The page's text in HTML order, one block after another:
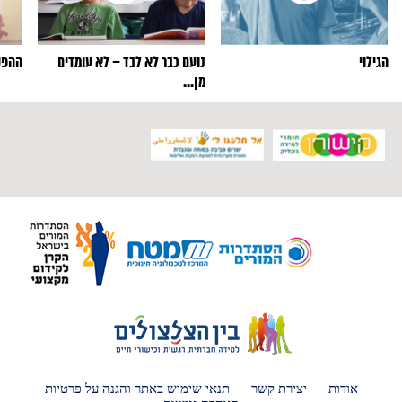
הגילוי
נועם כבר לא לבד – לא עומדים
מן...
אודות יצירת קשר
תנאי שימוש באתר והגנה על פרטיות